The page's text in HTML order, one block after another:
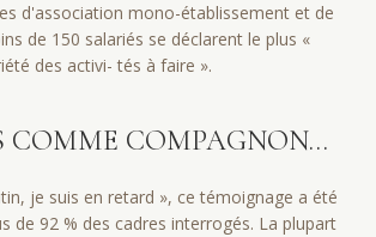
d'association mono-établissement et de
de 150 salariés se déclarent le plus «
des activi- tés à faire ».
COMME COMPAGNON…
je suis en retard », ce témoignage a été
de 92 % des cadres interrogés. La plupart